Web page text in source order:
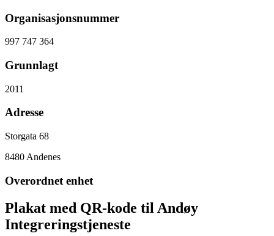
Organisasjonsnummer
997 747 364
Grunnlagt
2011
Adresse
Storgata 68
8480 Andenes
Overordnet enhet
Plakat med QR-kode til Andøy
Integreringstjeneste